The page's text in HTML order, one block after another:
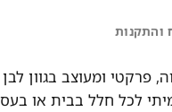
פרקטי ומעוצב בגוון לבן
לכל חלל בבית או